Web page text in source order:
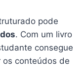
pode
. Com um livro
consegue
os conteúdos de